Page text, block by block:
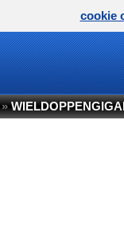
»
cookie